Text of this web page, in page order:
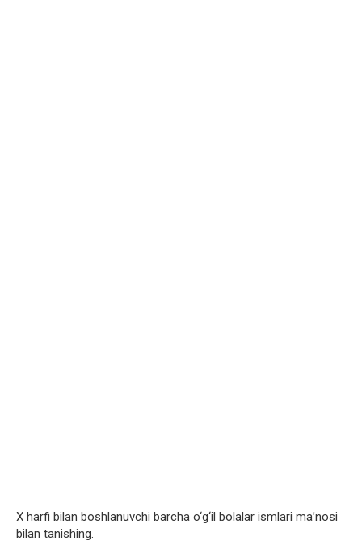
X harfi bilan boshlanuvchi barcha o‘g‘il bolalar ismlari ma’nosi
bilan tanishing.